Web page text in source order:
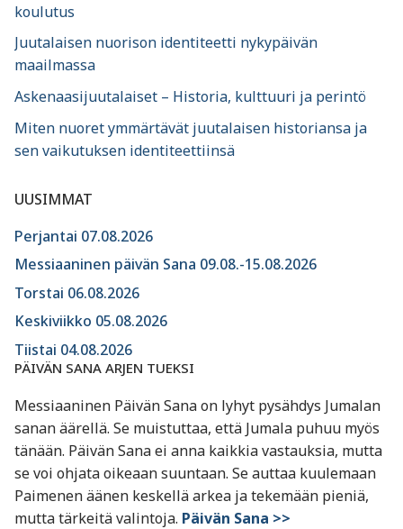
koulutus
Juutalaisen nuorison identiteetti nykypäivän
maailmassa
Askenaasijuutalaiset – Historia, kulttuuri ja perintö
Miten nuoret ymmärtävät juutalaisen historiansa ja
sen vaikutuksen identiteettiinsä
UUSIMMAT
Perjantai 07.08.2026
Messiaaninen päivän Sana 09.08.-15.08.2026
Torstai 06.08.2026
Keskiviikko 05.08.2026
Tiistai 04.08.2026
PÄIVÄN SANA ARJEN TUEKSI
Messiaaninen Päivän Sana on lyhyt pysähdys Jumalan
sanan äärellä. Se muistuttaa, että Jumala puhuu myös
tänään. Päivän Sana ei anna kaikkia vastauksia, mutta
se voi ohjata oikeaan suuntaan. Se auttaa kuulemaan
Paimenen äänen keskellä arkea ja tekemään pieniä,
mutta tärkeitä valintoja. Päivän Sana >>